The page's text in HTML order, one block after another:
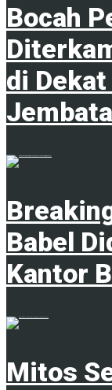
Bocah
di
Babel
Kantor
Mitos